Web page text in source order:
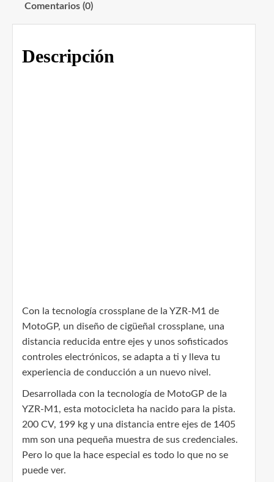
Comentarios (0)
Descripción
Con la tecnología crossplane de la YZR-M1 de
MotoGP, un diseño de cigüeñal crossplane, una
distancia reducida entre ejes y unos sofisticados
controles electrónicos, se adapta a ti y lleva tu
experiencia de conducción a un nuevo nivel.
Desarrollada con la tecnología de MotoGP de la
YZR-M1, esta motocicleta ha nacido para la pista.
200 CV, 199 kg y una distancia entre ejes de 1405
mm son una pequeña muestra de sus credenciales.
Pero lo que la hace especial es todo lo que no se
puede ver.